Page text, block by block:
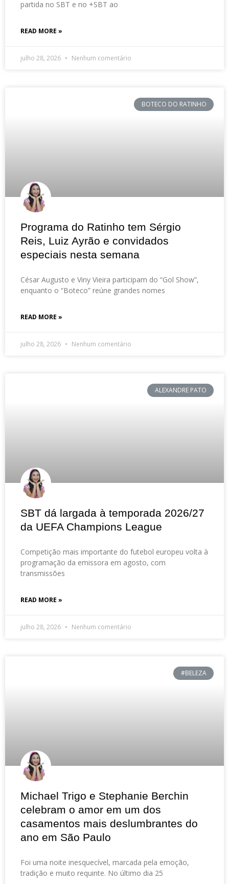
partida no SBT e no +SBT ao
READ MORE »
julho 28, 2026 Nenhum comentário
BOTECO DO RATINHO
Programa do Ratinho tem Sérgio
Reis, Luiz Ayrão e convidados
especiais nesta semana
César Augusto e Viny Vieira participam do “Gol Show”,
enquanto o “Boteco” reúne grandes nomes
READ MORE »
julho 28, 2026 Nenhum comentário
ALEXANDRE PATO
SBT dá largada à temporada 2026/27
da UEFA Champions League
Competição mais importante do futebol europeu volta à
programação da emissora em agosto, com
transmissões
READ MORE »
julho 28, 2026 Nenhum comentário
#BELEZA
Michael Trigo e Stephanie Berchin
celebram o amor em um dos
casamentos mais deslumbrantes do
ano em São Paulo
Foi uma noite inesquecível, marcada pela emoção,
tradição e muito requinte. No último dia 25